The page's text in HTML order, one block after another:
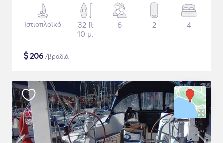
Ιστιοπλοϊκό
32 ft
10 μ.
6 2 4
$206 /βραδιά